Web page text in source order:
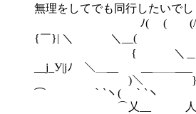
無理をしてでも同行したいでし
ﾉ( ( (/_,人
{￣}| ＼ ＼__(
{ ＼＿＿ヽ )
__j_У|jﾉ ＼＿__ __＿＿___
)＼ } )ﾉ--|ニ
⌒ ￣￣｀`ヽ(￣｀`
⌒乂__ 人 /